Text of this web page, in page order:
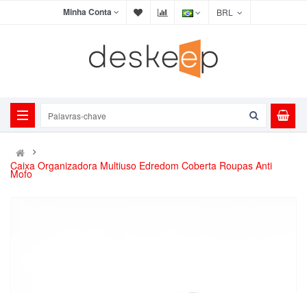
Minha Conta
Caixa Organizadora Multiuso Edredom Coberta Roupas Anti
Mofo